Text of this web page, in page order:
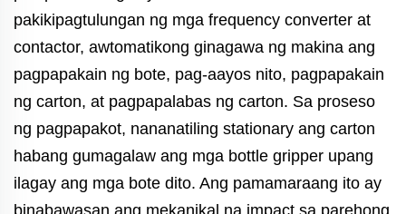
pakikipagtulungan ng mga frequency converter at
contactor, awtomatikong ginagawa ng makina ang
pagpapakain ng bote, pag-aayos nito, pagpapakain
ng carton, at pagpapalabas ng carton. Sa proseso
ng pagpapakot, nananatiling stationary ang carton
habang gumagalaw ang mga bottle gripper upang
ilagay ang mga bote dito. Ang pamamaraang ito ay
binabawasan ang mekanikal na impact sa parehong